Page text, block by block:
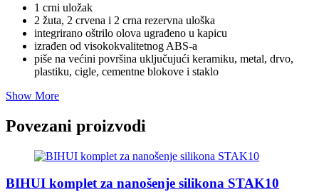
1 crni uložak
2 žuta, 2 crvena i 2 crna rezervna uloška
integrirano oštrilo olova ugrađeno u kapicu
izrađen od visokokvalitetnog ABS-a
piše na većini površina uključujući keramiku, metal, drvo,
plastiku, cigle, cementne blokove i staklo
Show More
Povezani proizvodi
BIHUI komplet za nanošenje silikona STAK10